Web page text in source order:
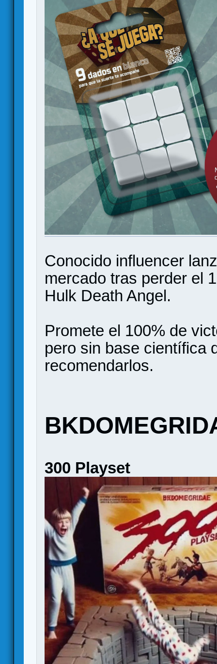
Conocido influencer
mercado tras perder el
Hulk Death Angel.
Promete el 100% de
pero sin base científica
recomendarlos.
300 Playset